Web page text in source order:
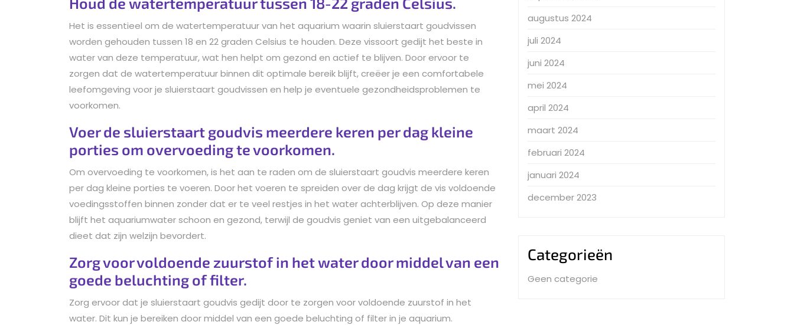
Het is essentieel om de watertemperatuur van het aquarium waarin sluierstaart goudvissen
worden gehouden tussen 18 en 22 graden Celsius te houden. Deze vissoort gedijt het beste in
water van deze temperatuur, wat hen helpt om gezond en actief te blijven. Door ervoor te
zorgen dat de watertemperatuur binnen dit optimale bereik blijft, creëer je een comfortabele
leefomgeving voor je sluierstaart goudvissen en help je eventuele gezondheidsproblemen te
voorkomen.
Voer de sluierstaart goudvis meerdere keren per dag kleine
porties om overvoeding te voorkomen.
Om overvoeding te voorkomen, is het aan te raden om de sluierstaart goudvis meerdere keren
per dag kleine porties te voeren. Door het voeren te spreiden over de dag krijgt de vis voldoende
voedingsstoffen binnen zonder dat er te veel restjes in het water achterblijven. Op deze manier
blijft het aquariumwater schoon en gezond, terwijl de goudvis geniet van een uitgebalanceerd
dieet dat zijn welzijn bevordert.
Zorg voor voldoende zuurstof in het water door middel van een
goede beluchting of filter.
Zorg ervoor dat je sluierstaart goudvis gedijt door te zorgen voor voldoende zuurstof in het
water. Dit kun je bereiken door middel van een goede beluchting of filter in je aquarium.
augustus 2024
juli 2024
juni 2024
mei 2024
april 2024
maart 2024
februari 2024
januari 2024
december 2023
Categorieën
Geen categorie